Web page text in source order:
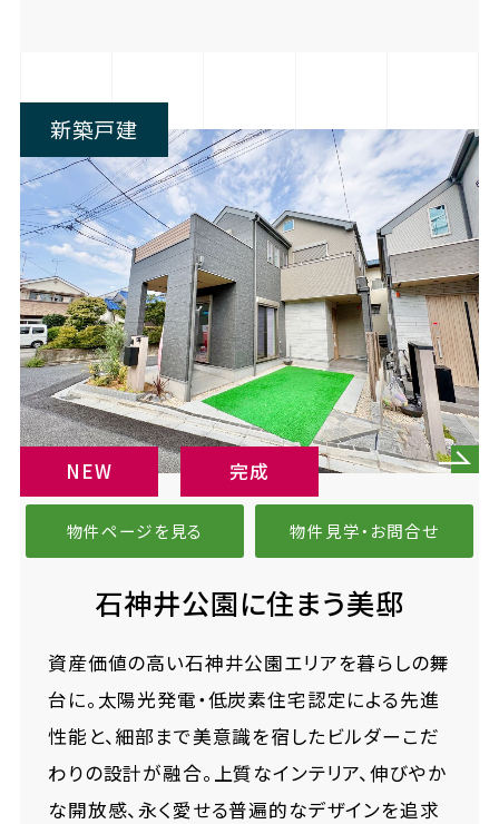
新築戸建
NEW 完成
物件ページを見る 物件見学・お問合せ
石神井公園に住まう美邸
資産価値の高い石神井公園エリアを暮らしの舞
台に。太陽光発電・低炭素住宅認定による先進
性能と、細部まで美意識を宿したビルダーこだ
わりの設計が融合。上質なインテリア、伸びやか
な開放感、永く愛せる普遍的なデザインを追求